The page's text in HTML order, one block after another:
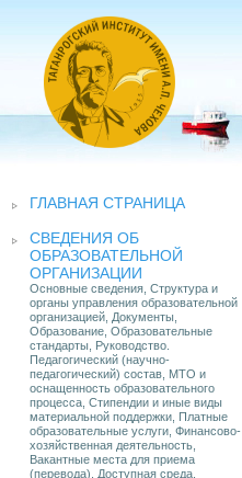
ГЛАВНАЯ СТРАНИЦА
СВЕДЕНИЯ ОБ
ОБРАЗОВАТЕЛЬНОЙ
ОРГАНИЗАЦИИ
Основные сведения, Структура и
органы управления образовательной
организацией, Документы,
Образование, Образовательные
стандарты, Руководство.
Педагогический (научно-
педагогический) состав, МТО и
оснащенность образовательного
процесса, Стипендии и иные виды
материальной поддержки, Платные
образовательные услуги, Финансово-
хозяйственная деятельность,
Вакантные места для приема
(перевода), Доступная среда,